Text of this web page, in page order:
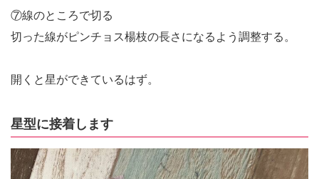
⑦線のところで切る
切った線がピンチョス楊枝の長さになるよう調整する。
開くと星ができているはず。
星型に接着します